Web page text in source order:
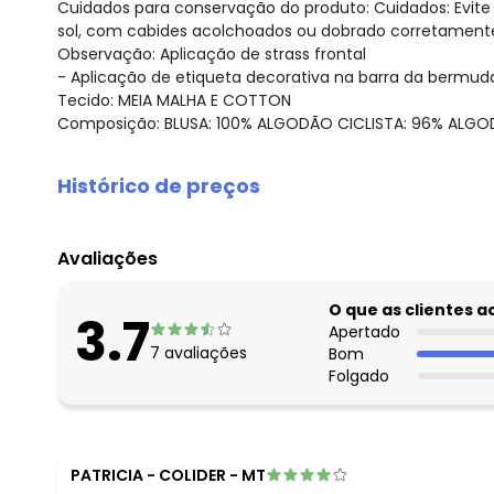
Cuidados para conservação do produto: Cuidados:
sol, com cabides acolchoados ou dobrado
Observação: Aplicação de strass frontal
- Aplicação de etiqueta decorativa na barra da
Tecido: MEIA MALHA E COTTON
Composição: BLUSA: 100% ALGODÃO CICLISTA: 96%
Histórico de preços
agosto/2026
maio/2026
abril/2026
fevereiro/2026
Avaliações
3.77 avaliações
O que as clientes
Apertado
Bom
Folgado
PATRICIA - COLIDER - MT